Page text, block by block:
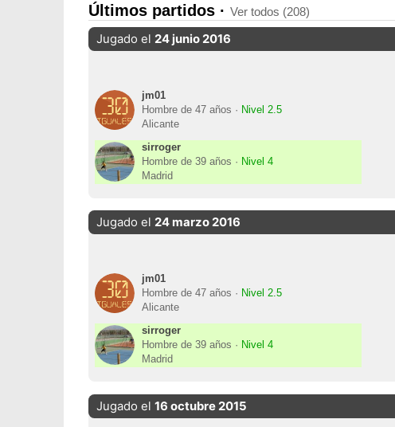
Últimos partidos · Ver todos (208)
Jugado el 24 junio 2016
jm01
Hombre de 47 años · Nivel 2.5
Alicante
sirroger
Hombre de 39 años · Nivel 4
Madrid
Jugado el 24 marzo 2016
jm01
Hombre de 47 años · Nivel 2.5
Alicante
sirroger
Hombre de 39 años · Nivel 4
Madrid
Jugado el 16 octubre 2015